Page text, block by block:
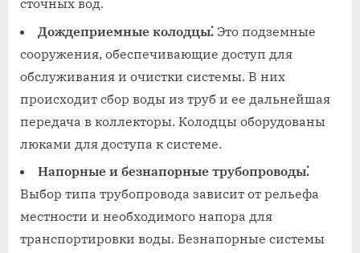
сточных вод.
Дождеприемные колодцы⁚ Это подземные
сооружения, обеспечивающие доступ для
обслуживания и очистки системы. В них
происходит сбор воды из труб и ее дальнейшая
передача в коллекторы. Колодцы оборудованы
люками для доступа к системе.
Напорные и безнапорные трубопроводы⁚
Выбор типа трубопровода зависит от рельефа
местности и необходимого напора для
транспортировки воды. Безнапорные системы